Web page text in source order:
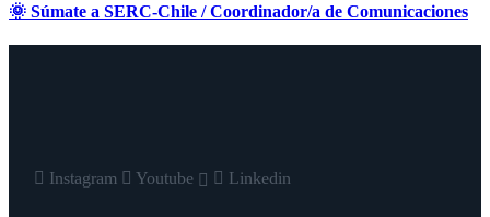
🌞 Súmate a SERC-Chile / Coordinador/a de Comunicaciones
Instagram Youtube Linkedin